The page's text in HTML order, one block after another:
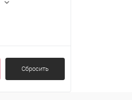
Сбросить